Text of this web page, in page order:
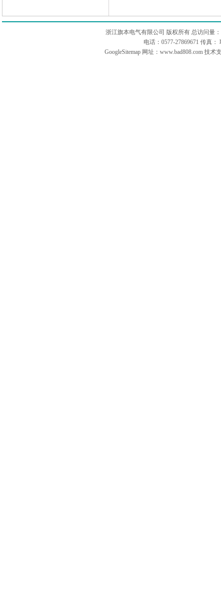
浙江旗本电气有限公司 版权所有 总访问量：
电话：0577-27869671 传真
GoogleSitemap 网址：www.bad808.com 技